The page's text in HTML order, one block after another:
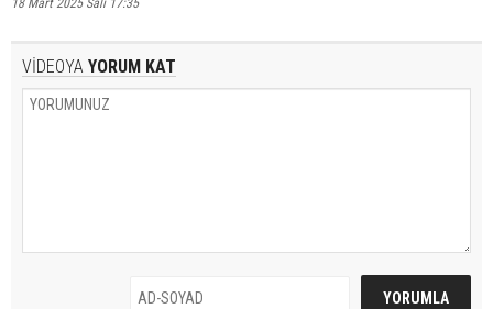
18 Mart 2025 Salı 17:35
VİDEOYA YORUM KAT